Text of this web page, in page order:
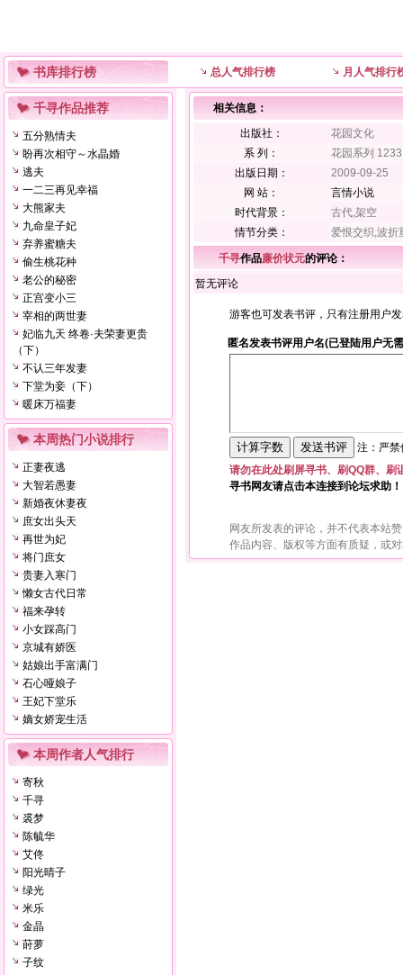
书库排行榜 总人气排行榜 月人气排行
千寻作品推荐
五分熟情夫
盼再次相守～水晶婚
逃夫
一二三再见幸福
大熊家夫
九命皇子妃
弃养蜜糖夫
偷生桃花种
老公的秘密
正宫变小三
宰相的两世妻
妃临九天 终卷·夫荣妻更贵
（下）
不认三年发妻
下堂为妾（下）
暖床万福妻
本周热门小说排行
正妻夜逃
大智若愚妻
新婚夜休妻夜
庶女出头天
再世为妃
将门庶女
贵妻入寒门
懒女古代日常
福来孕转
小女踩高门
京城有娇医
姑娘出手富满门
石心哑娘子
王妃下堂乐
嫡女娇宠生活
本周作者人气排行
寄秋
千寻
裘梦
陈毓华
艾佟
阳光晴子
绿光
米乐
金晶
莳萝
子纹
相关信息：
出版社：
花园文化
系 列：
花园系列 1233
出版日期：
2009-09-25
网 站：
言情小说
时代背景：
古代,架空
情节分类：
爱恨交织,波折
千寻作品廉价状元的评论：
暂无评论
游客也可发表书评，只有注册用户
匿名发表书评用户名(已登陆用户无
注：严
请勿在此处刷屏寻书、刷QQ群、刷
寻书网友请点击本连接到论坛求助！
网友所发表的评论，并不代表本站
作品内容、版权等方面有质疑，或